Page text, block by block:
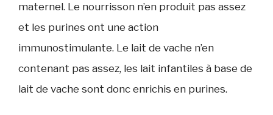
maternel. Le nourrisson n’en produit pas assez
et les purines ont une action
immunostimulante. Le lait de vache n’en
contenant pas assez, les lait infantiles à base de
lait de vache sont donc enrichis en purines.